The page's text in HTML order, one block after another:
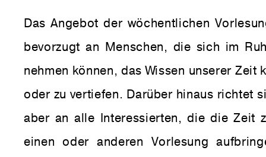
Das Angebot der wöchent­li­chen
bevor­zugt an Men­schen, die sich im
nehmen können, das Wissen unserer Zeit
oder zu ver­tiefen. Darüber hinaus richtet
aber an alle Inter­es­sierten, die die Zeit
einen oder anderen Vor­le­sung